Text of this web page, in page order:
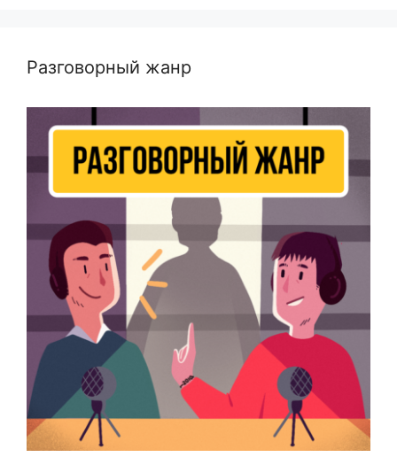
Разговорный жанр